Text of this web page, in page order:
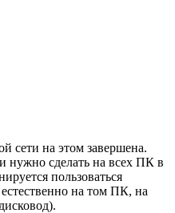
сети на этом завершена.
нужно сделать на всех ПК в
пользоваться
на том ПК, на